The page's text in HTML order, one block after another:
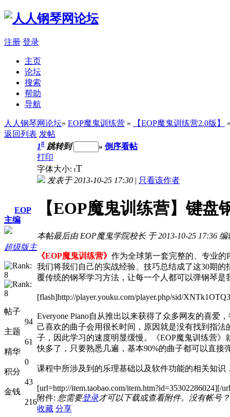
注册 登录
主页
论坛
搜索
帮助
导航
人人钢琴网论坛» EOP魔鬼训练营 » 【EOP魔鬼训练营2.0版】
返回列表 发帖
EOP
主编
超级版主
帖子
94
主题
61
精华
0
积分
43
金钱
216
1# 跳转到 » 倒序看帖
打印
字体大小: tT
发表于 2013-10-25 17:30 | 只看该作者
【EOP魔鬼训练营】键盘
本帖最后由 EOP魔鬼学院校长 于 2013-10-25 17:36 编
《EOP魔鬼训练营》 作为全球第一套完整的、专业的
我们将我们自己的实战经验、技巧总结成了这30期
覆传统的钢琴学习方法，让每一个人都可以弹钢琴是
[flash]http://player.youku.com/player.php/sid/
Everyone Piano自从推出以来获得了众多网友的喜爱
己喜欢的曲子会用很长时间，原因就是没有找到指
子，因此学习的速度明显缓慢。《EOP魔鬼训练营
快多了，只要熟悉几遍，基本90%的曲子都可以直接
课程中所涉及到的乐理基础以及软件功能的相关知识
[url=http://item.taobao.com/item.htm?id=35302286024][/
附件: 您需要登录才可以下载或查看附件。没有帐号？
收藏 分享